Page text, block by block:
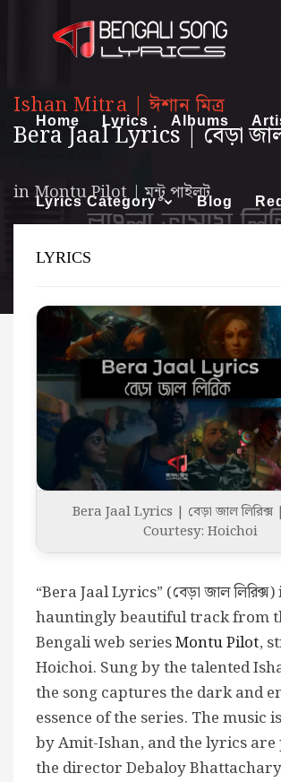
Home Lyrics Albums
Lyrics Category Blog
Ishan Mitra | ঈশান মিত্র
Bera Jaal Lyrics | বেড়া জাল
in Montu Pilot | মন্টু পাইলট
LYRICS
Bera Jaal Lyrics | বেড়া জাল
Courtesy: Hoichoi
“Bera Jaal Lyrics” (বেড়া জাল লিরিক্স)
hauntingly beautiful track from
Bengali web seriesMontu Pilot,
Hoichoi. Sung by the talented
the song captures the dark and
essence of the series. The music
by Amit-Ishan, and the lyrics are
the director Debaloy